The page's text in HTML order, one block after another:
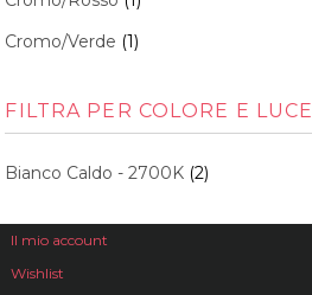
Cromo/Verde (1)
FILTRA PER COLORE E LUCE
Bianco Caldo - 2700K (2)
Il mio account
Wishlist